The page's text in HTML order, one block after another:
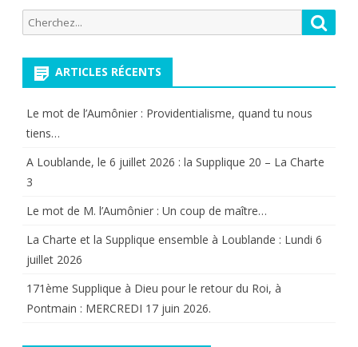
la
Bruno
Recherche
pour:
ARTICLES RÉCENTS
Le mot de l’Aumônier : Providentialisme, quand tu nous
tiens…
A Loublande, le 6 juillet 2026 : la Supplique 20 – La Charte
3
Le mot de M. l’Aumônier : Un coup de maître…
La Charte et la Supplique ensemble à Loublande : Lundi 6
juillet 2026
171ème Supplique à Dieu pour le retour du Roi, à
Pontmain : MERCREDI 17 juin 2026.